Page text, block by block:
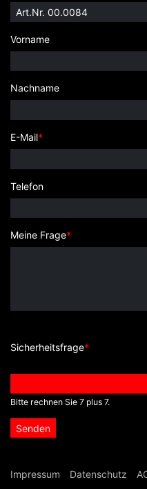
Vorname
Nachname
E-Mail*
Telefon
Meine Frage*
Sicherheitsfrage*
Bitte rechnen Sie 7 plus 7.
Senden
Navigation überspringen
Impressum Datenschutz